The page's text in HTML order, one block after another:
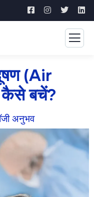
(Air
बचें?
अनुभव